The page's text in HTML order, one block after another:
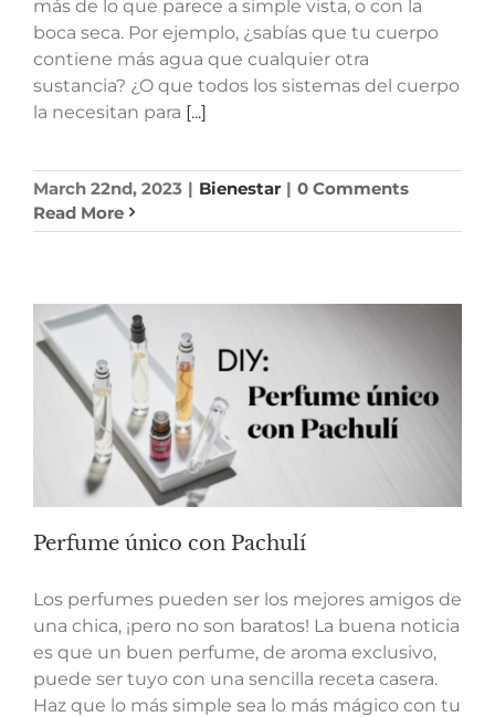
más de lo que parece a simple vista, o con la
boca seca. Por ejemplo, ¿sabías que tu cuerpo
contiene más agua que cualquier otra
sustancia? ¿O que todos los sistemas del cuerpo
la necesitan para [...]
March 22nd, 2023 | Bienestar | 0 Comments
Read More
Perfume único con Pachulí
Los perfumes pueden ser los mejores amigos de
una chica, ¡pero no son baratos! La buena noticia
es que un buen perfume, de aroma exclusivo,
puede ser tuyo con una sencilla receta casera.
Haz que lo más simple sea lo más mágico con tu